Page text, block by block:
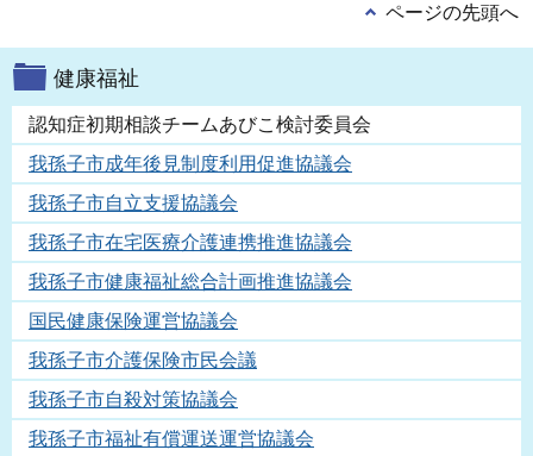
ページの先頭へ
健康福祉
認知症初期相談チームあびこ検討委員会
我孫子市成年後見制度利用促進協議会
我孫子市自立支援協議会
我孫子市在宅医療介護連携推進協議会
我孫子市健康福祉総合計画推進協議会
国民健康保険運営協議会
我孫子市介護保険市民会議
我孫子市自殺対策協議会
我孫子市福祉有償運送運営協議会